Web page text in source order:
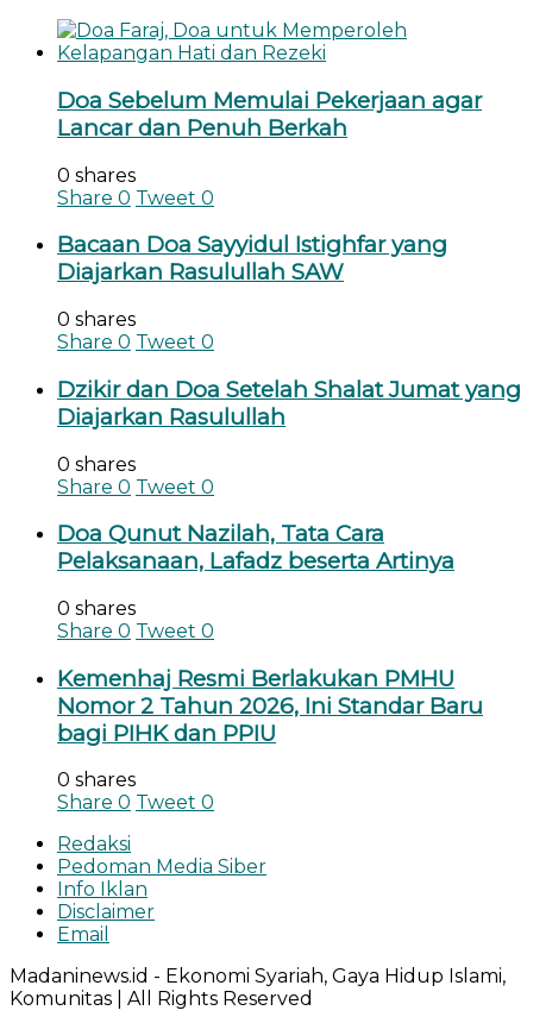
Doa Sebelum Memulai Pekerjaan agar
Lancar dan Penuh Berkah
0 shares
Share 0 Tweet 0
Bacaan Doa Sayyidul Istighfar yang
Diajarkan Rasulullah SAW
0 shares
Share 0 Tweet 0
Dzikir dan Doa Setelah Shalat Jumat yang
Diajarkan Rasulullah
0 shares
Share 0 Tweet 0
Doa Qunut Nazilah, Tata Cara
Pelaksanaan, Lafadz beserta Artinya
0 shares
Share 0 Tweet 0
Kemenhaj Resmi Berlakukan PMHU
Nomor 2 Tahun 2026, Ini Standar Baru
bagi PIHK dan PPIU
0 shares
Share 0 Tweet 0
Redaksi
Pedoman Media Siber
Info Iklan
Disclaimer
Email
Madaninews.id - Ekonomi Syariah, Gaya Hidup Islami,
Komunitas | All Rights Reserved